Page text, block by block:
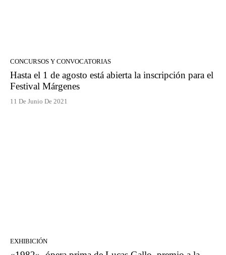
CONCURSOS Y CONVOCATORIAS
Hasta el 1 de agosto está abierta la inscripción para el
Festival Márgenes
11 De Junio De 2021
EXHIBICIÓN